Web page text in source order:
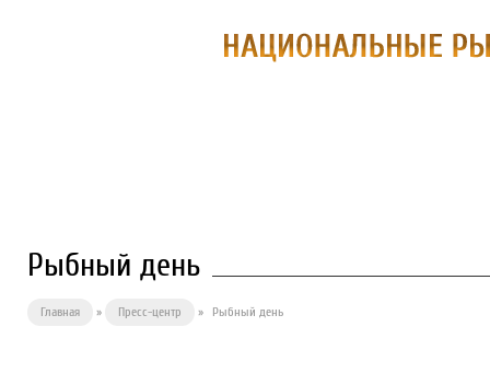
Рыбный день
Главная » Пресс-центр » Рыбный день